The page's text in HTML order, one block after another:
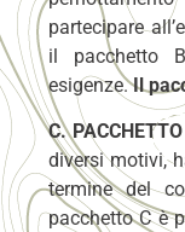
partecipare
il pacchetto
esigenze.Il
C.
diversi motivi,
termine del
pacchetto C è